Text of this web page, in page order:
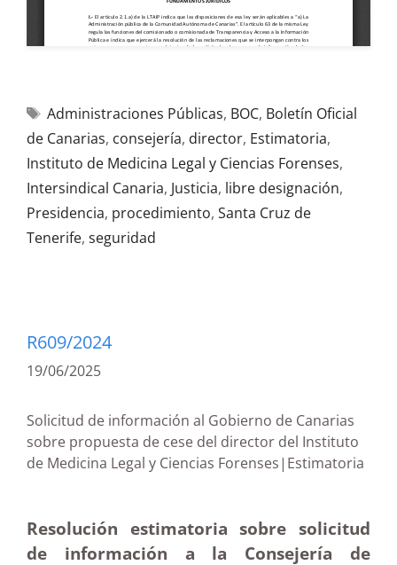
Administraciones Públicas, BOC, Boletín Oficial
de Canarias, consejería, director, Estimatoria,
Instituto de Medicina Legal y Ciencias Forenses,
Intersindical Canaria, Justicia, libre designación,
Presidencia, procedimiento, Santa Cruz de
Tenerife, seguridad
R609/2024
19/06/2025
Solicitud de información al Gobierno de Canarias
sobre propuesta de cese del director del Instituto
de Medicina Legal y Ciencias Forenses|Estimatoria
Resolución estimatoria sobre solicitud
de información a la Consejería de